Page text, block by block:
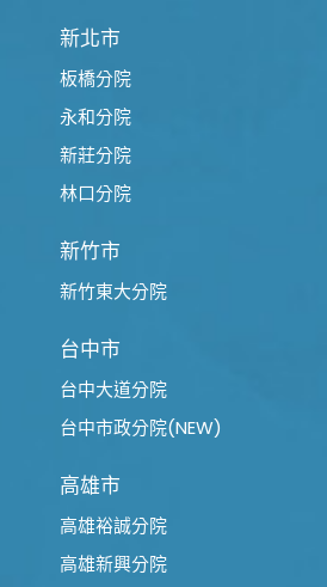
新北市
板橋分院
永和分院
新莊分院
林口分院
新竹市
新竹東大分院
台中市
台中大道分院
台中市政分院(NEW)
高雄市
高雄裕誠分院
高雄新興分院